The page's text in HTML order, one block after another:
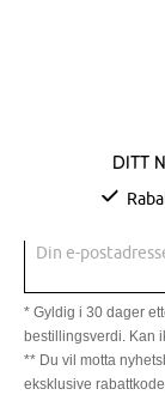
Ditt
Din e-
* Gyldig i 30 dager
bestillingsverdi. Kan
** Du vil motta
eksklusive